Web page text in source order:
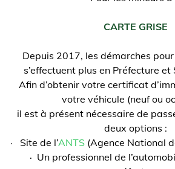
CARTE GRISE
Depuis 2017, les démarches
s’effectuent plus en Préfecture et
Afin d’obtenir votre certificat
votre véhicule (neuf ou
il est à présent nécessaire de
deux options :
· Site de l’ANTS(Agence National
· Un professionnel de